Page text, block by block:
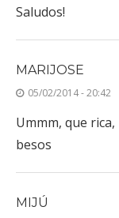
Saludos!
MARIJOSE
05/02/2014 - 20:42
Ummm, que
besos
MIJÚ